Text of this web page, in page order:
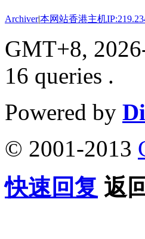
Archiver|本网站香港主机
GMT+8,
16 queries .
Powered by
© 2001-2013
快速回复 返